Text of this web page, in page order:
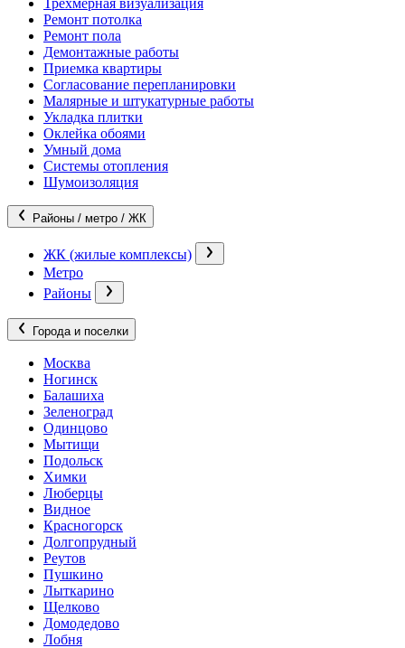
Трехмерная визуализация
Ремонт потолка
Ремонт пола
Демонтажные работы
Приемка квартиры
Согласование перепланировки
Малярные и штукатурные работы
Укладка плитки
Оклейка обоями
Умный дома
Системы отопления
Шумоизоляция
Районы / метро / ЖК
ЖК (жилые комплексы)
Метро
Районы
Города и поселки
Москва
Ногинск
Балашиха
Зеленоград
Одинцово
Мытищи
Подольск
Химки
Люберцы
Видное
Красногорск
Долгопрудный
Реутов
Пушкино
Лыткарино
Щелково
Домодедово
Лобня